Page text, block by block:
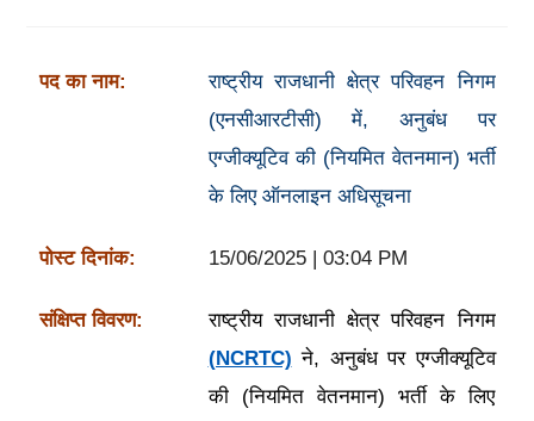
पद का नाम:
राष्ट्रीय राजधानी क्षेत्र परिवहन निगम
(एनसीआरटीसी) में, अनुबंध पर
एग्जीक्यूटिव की (नियमित वेतनमान) भर्ती
के लिए ऑनलाइन अधिसूचना
पोस्ट दिनांक: 15/06/2025 | 03:04 PM
संक्षिप्त विवरण:
राष्ट्रीय राजधानी क्षेत्र परिवहन निगम
(NCRTC) ने, अनुबंध पर एग्जीक्यूटिव
की (नियमित वेतनमान) भर्ती के लिए